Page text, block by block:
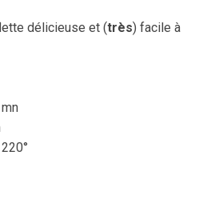
délicieuse et (très) facile à